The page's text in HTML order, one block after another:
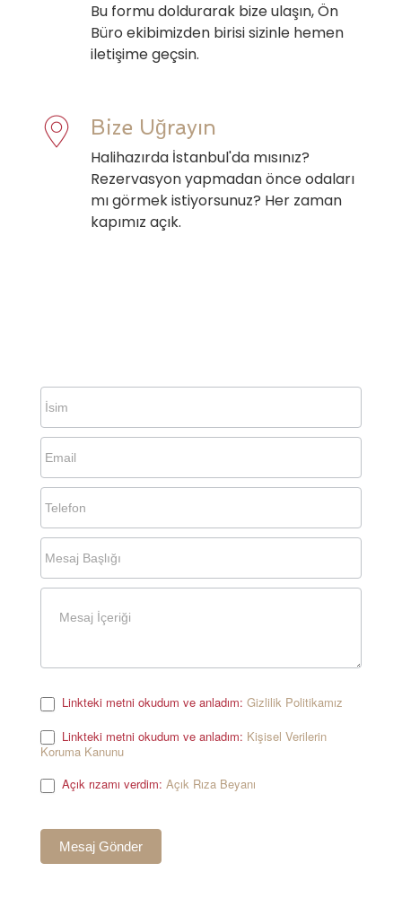
Bu formu doldurarak bize ulaşın, Ön
Büro ekibimizden birisi sizinle hemen
iletişime geçsin.
Bize Uğrayın
Halihazırda İstanbul'da mısınız?
Rezervasyon yapmadan önce odaları
mı görmek istiyorsunuz? Her zaman
kapımız açık.
Linkteki metni okudum ve anladım: Gizlilik Politikamız
Linkteki metni okudum ve anladım: Kişisel Verilerin
Koruma Kanunu
Açık rızamı verdim: Açık Rıza Beyanı